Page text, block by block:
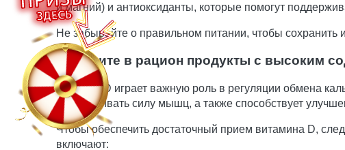
и магний) и антиоксиданты, которые помогут
Не забывайте о правильном питании, чтобы
Включите в рацион продукты с высоким
Витамин D играет важную роль в регуляции обмена
поддерживать силу мышц, а также способствует
Чтобы обеспечить достаточный прием витамина D,
включают: